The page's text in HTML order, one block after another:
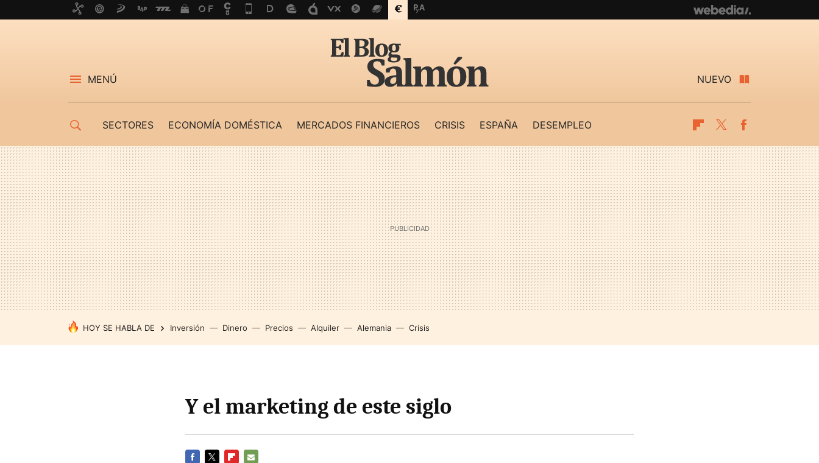
MENÚ NUEVO
SECTORES ECONOMÍA DOMÉSTICA MERCADOS FINANCIEROS CRISIS ESPAÑA DESEMPLEO Flipboard
Twitter
HOY SE HABLA DE Inversión Dinero Precios Alquiler Alemania Crisis
Y el marketing de este siglo